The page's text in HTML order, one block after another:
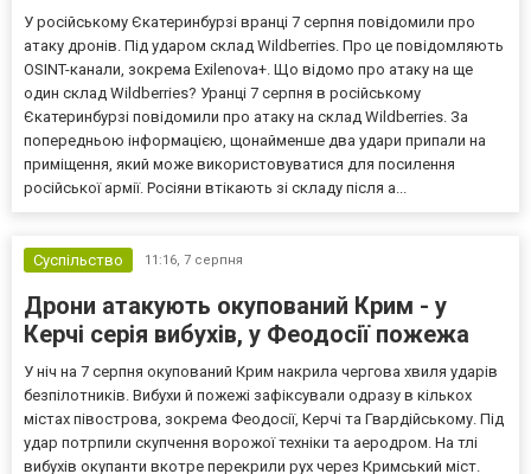
У російському Єкатеринбурзі вранці 7 серпня повідомили про
атаку дронів. Під ударом склад Wildberries. Про це повідомляють
OSINT-канали, зокрема Exilenova+. Що відомо про атаку на ще
один склад Wildberries? Уранці 7 серпня в російському
Єкатеринбурзі повідомили про атаку на склад Wildberries. За
попередньою інформацією, щонайменше два удари припали на
приміщення, який може використовуватися для посилення
російської армії. Росіяни втікають зі складу після а...
Суспільство 11:16, 7 серпня
Дрони атакують окупований Крим - у
Керчі серія вибухів, у Феодосії пожежа
У ніч на 7 серпня окупований Крим накрила чергова хвиля ударів
безпілотників. Вибухи й пожежі зафіксували одразу в кількох
містах півострова, зокрема Феодосії, Керчі та Гвардійському. Під
удар потрпили скупчення ворожої техніки та аеродром. На тлі
вибухів окупанти вкотре перекрили рух через Кримський міст.